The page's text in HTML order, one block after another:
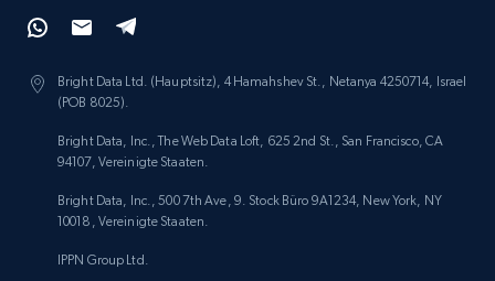
Amazon products search
Asin, URL, Name, Sponsored, Initial price, Final
price, Currency, Sold, and more.
1.6K+ 181+
Target
Bright Data Ltd. (Hauptsitz), 4 Hamahshev St., Netanya 4250714, Israel
(POB 8025).
Bright Data, Inc., The Web Data Loft, 625 2nd St., San Francisco, CA
94107, Vereinigte Staaten.
Bright Data, Inc., 500 7th Ave, 9. Stock Büro 9A1234, New York, NY
10018, Vereinigte Staaten.
IPPN Group Ltd.